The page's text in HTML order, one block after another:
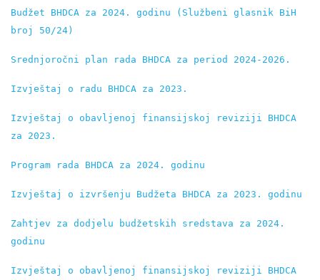
Budžet BHDCA za 2024. godinu (Službeni glasnik BiH
broj 50/24)
Srednjoročni plan rada BHDCA za period 2024-2026.
Izvještaj o radu BHDCA za 2023.
Izvještaj o obavlјenoj finansijskoj reviziji BHDCA
za 2023.
Program rada BHDCA za 2024. godinu
Izvještaj o izvršenju Budžeta BHDCA za 2023. godinu
Zahtjev za dodjelu budžetskih sredstava za 2024.
godinu
Izvještaj o obavljenoj finansijskoj reviziji BHDCA